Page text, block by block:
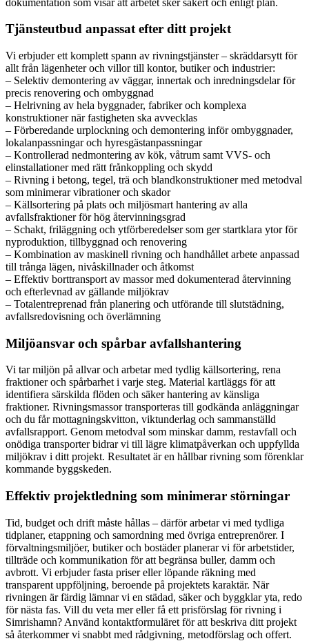
Tjänsteutbud anpassat efter ditt projekt
Vi erbjuder ett komplett spann av rivningstjänster – skräddarsytt för
allt från lägenheter och villor till kontor, butiker och industrier:
– Selektiv demontering av väggar, innertak och inredningsdelar för
precis renovering och ombyggnad
– Helrivning av hela byggnader, fabriker och komplexa
konstruktioner när fastigheten ska avvecklas
– Förberedande urplockning och demontering inför ombyggnader,
lokalanpassningar och hyresgästanpassningar
– Kontrollerad nedmontering av kök, våtrum samt VVS- och
elinstallationer med rätt frånkoppling och skydd
– Rivning i betong, tegel, trä och blandkonstruktioner med metodval
som minimerar vibrationer och skador
– Källsortering på plats och miljösmart hantering av alla
avfallsfraktioner för hög återvinningsgrad
– Schakt, friläggning och ytförberedelser som ger startklara ytor för
nyproduktion, tillbyggnad och renovering
– Kombination av maskinell rivning och handhållet arbete anpassad
till trånga lägen, nivåskillnader och åtkomst
– Effektiv borttransport av massor med dokumenterad återvinning
och efterlevnad av gällande miljökrav
– Totalentreprenad från planering och utförande till slutstädning,
avfallsredovisning och överlämning
Miljöansvar och spårbar avfallshantering
Vi tar miljön på allvar och arbetar med tydlig källsortering, rena
fraktioner och spårbarhet i varje steg. Material kartläggs för att
identifiera särskilda flöden och säker hantering av känsliga
fraktioner. Rivningsmassor transporteras till godkända anläggningar
och du får mottagningskvitton, viktunderlag och sammanställd
avfallsrapport. Genom metodval som minskar damm, restavfall och
onödiga transporter bidrar vi till lägre klimatpåverkan och uppfyllda
miljökrav i ditt projekt. Resultatet är en hållbar rivning som förenklar
kommande byggskeden.
Effektiv projektledning som minimerar störningar
Tid, budget och drift måste hållas – därför arbetar vi med tydliga
tidplaner, etappning och samordning med övriga entreprenörer. I
förvaltningsmiljöer, butiker och bostäder planerar vi för arbetstider,
tillträde och kommunikation för att begränsa buller, damm och
avbrott. Vi erbjuder fasta priser eller löpande räkning med
transparent uppföljning, beroende på projektets karaktär. När
rivningen är färdig lämnar vi en städad, säker och byggklar yta, redo
för nästa fas. Vill du veta mer eller få ett prisförslag för rivning i
Simrishamn? Använd kontaktformuläret för att beskriva ditt projekt
så återkommer vi snabbt med rådgivning, metodförslag och offert.